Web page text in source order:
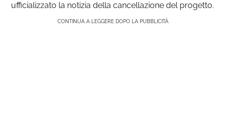
ufficializzato la notizia della cancellazione del progetto.
CONTINUA A LEGGERE DOPO LA PUBBLICITÀ